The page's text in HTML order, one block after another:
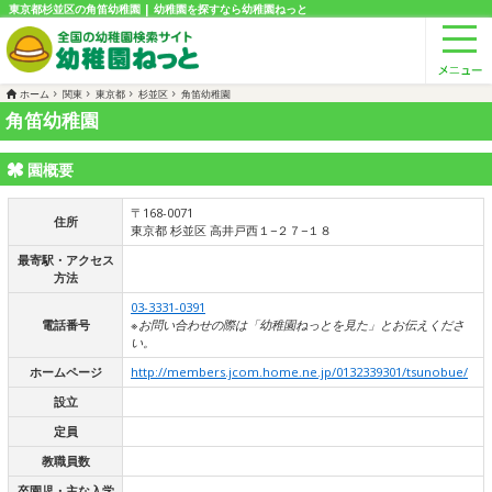
東京都杉並区の角笛幼稚園 | 幼稚園を探すなら幼稚園ねっと
ホーム 関東 東京都 杉並区 角笛幼稚園
角笛幼稚園
園概要
住所
〒168-0071
東京都 杉並区 高井戸西１−２７−１８
最寄駅・アクセス
方法
電話番号
03-3331-0391
※お問い合わせの際は「幼稚園ねっとを見た」とお伝えくださ
い。
ホームページ
http://members.jcom.home.ne.jp/0132339301/tsunobue/
設立
定員
教職員数